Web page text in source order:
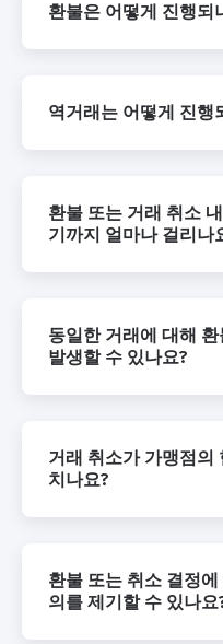
환불은 어떻게 진행되
역거래는 어떻게 진행
환불 또는 거래 취소
기까지 얼마나 걸리나
동일한 거래에 대해
발생할 수 있나요?
거래 취소가 가맹점의
치나요?
환불 또는 취소 결정
의를 제기할 수 있나요